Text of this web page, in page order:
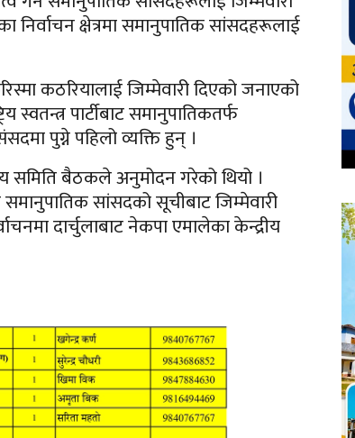
क्षेत्रमा समानुपातिक सांसदहरूलाई
कठरियालाई जिम्मेवारी दिएको जनाएको
स्वतन्त्र पार्टीबाट समानुपातिकतर्फ
पुग्ने पहिलो व्यक्ति हुन् ।
समिति बैठकले अनुमोदन गरेको थियो ।
समानुपातिक सांसदको सूचीबाट जिम्मेवारी
दार्चुलाबाट नेकपा एमालेका केन्द्रीय